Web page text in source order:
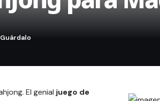
El genial juego de